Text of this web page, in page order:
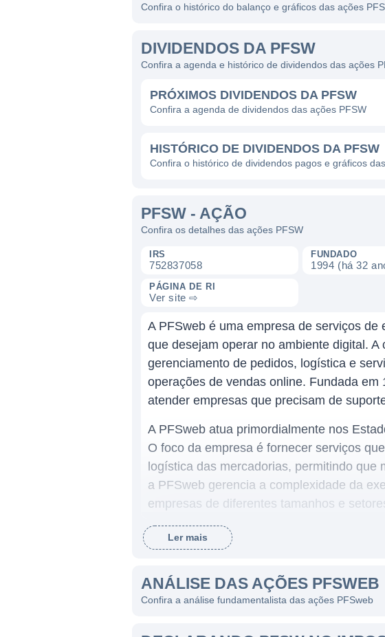
Confira o histórico do balanço e gráficos das ações
DIVIDENDOS DA PFSW
Confira a agenda e histórico de dividendos das ações
PRÓXIMOS DIVIDENDOS DA PFSW
Confira a agenda de dividendos das ações PFSW
HISTÓRICO DE DIVIDENDOS DA PFSW
Confira o histórico de dividendos pagos e gráficos
PFSW - AÇÃO
Confira os detalhes das ações PFSW
IRS
752837058
FUNDADO
1994 (há 32
PÁGINA DE RI
Ver site ⇨
A PFSweb é uma empresa de serviços
que desejam operar no ambiente digital.
gerenciamento de pedidos, logística e
operações de vendas online. Fundada
atender empresas que precisam de
A PFSweb atua primordialmente nos
O foco da empresa é fornecer serviços
logística das mercadorias, permitindo
a PFSweb gerencia a complexidade da
empresas de diferentes tamanhos e
LINHAS DE NEGÓCIO DA PFSWEB
A PFSweb se destaca por oferecer
Fulfillment e logística:A empresa
Ler mais
ANÁLISE DAS AÇÕES PFSWEB
Confira a análise fundamentalista das ações PFSweb